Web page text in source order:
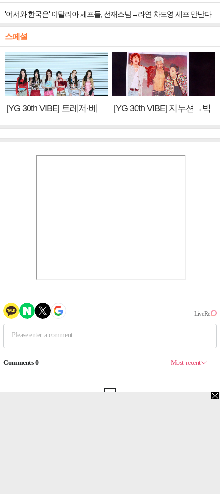
'어서와 한국은' 이탈리아 셰프들, 선재스님→라연 차도영 셰프 만난다
스페셜
[YG 30th VIBE] 트레저·베
[YG 30th VIBE] 지누션→빅